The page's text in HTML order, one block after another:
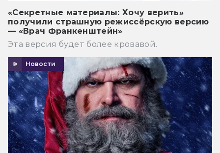
«Секретные материалы: Хочу верить»
получили страшную режиссёрскую версию
— «Врач Франкенштейн»
Эта версия будет более кровавой.
Новости